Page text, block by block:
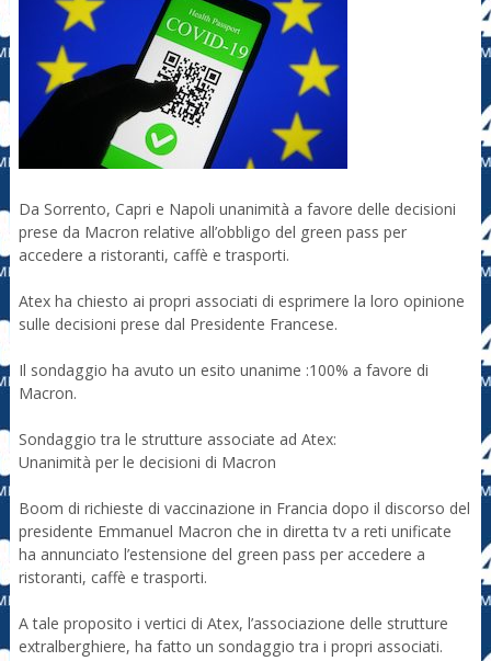
Da Sorrento, Capri e Napoli unanimità a favore delle decisioni
prese da Macron relative all’obbligo del green pass per
accedere a ristoranti, caffè e trasporti.
Atex ha chiesto ai propri associati di esprimere la loro opinione
sulle decisioni prese dal Presidente Francese.
Il sondaggio ha avuto un esito unanime :100% a favore di
Macron.
Sondaggio tra le strutture associate ad Atex:
Unanimità per le decisioni di Macron
Boom di richieste di vaccinazione in Francia dopo il discorso del
presidente Emmanuel Macron che in diretta tv a reti unificate
ha annunciato l’estensione del green pass per accedere a
ristoranti, caffè e trasporti.
A tale proposito i vertici di Atex, l’associazione delle strutture
extralberghiere, ha fatto un sondaggio tra i propri associati.